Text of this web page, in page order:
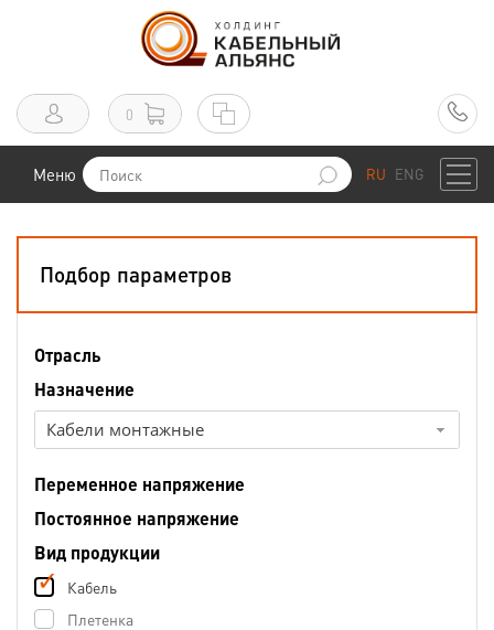
0
Меню RU ENG
Подбор параметров
Отрасль
Назначение
Кабели монтажные
Переменное напряжение
Постоянное напряжение
Вид продукции
Кабель
Плетенка